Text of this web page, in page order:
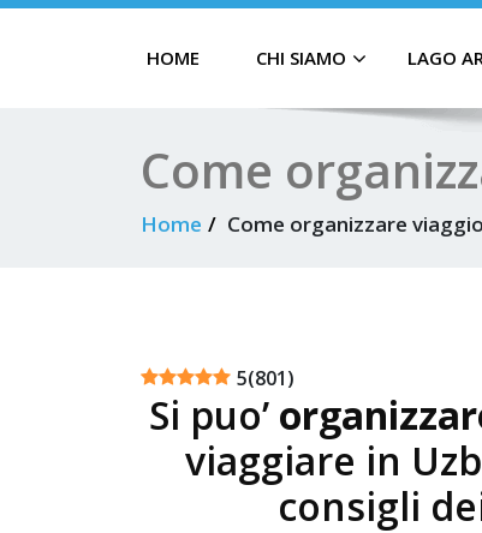
HOME CHI SIAMO LAGO
Come
Home Come organizzare
5(801)
Si puo’
viaggiare in
consigli